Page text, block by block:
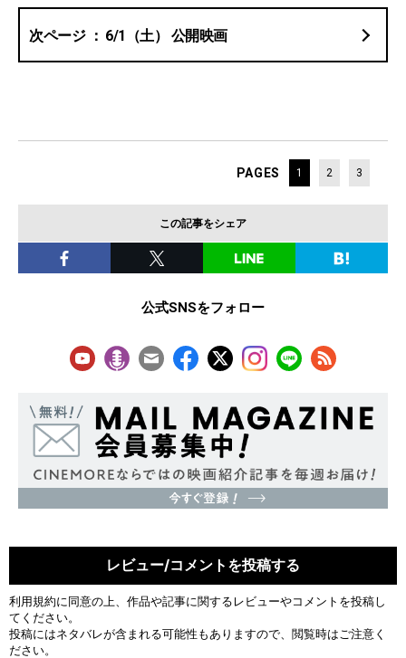
6/1（土） 公開映画
PAGES 1 2 3
この記事をシェア
公式SNSをフォロー
レビュー/コメントを投稿する
利用規約に同意の上、作品や記事に関するレビューやコメントを投稿し
てください。
投稿にはネタバレが含まれる可能性もありますので、閲覧時はご注意く
ださい。